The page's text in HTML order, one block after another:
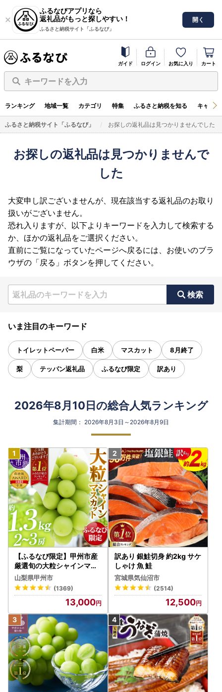
ふるなびアプリなら
返礼品がもっと探しやすい！
ふるさと納税サイト「ふるなび」
開く
ガイド ログイン お気に入り カート
キーワードを入力
ランキング 地域一覧 カテゴリ 特集 ふるさと納税を知る キャン
ふるさと納税サイト「ふるなび」 お探しの返礼品は見つかりませんでした
お探しの返礼品は見つかりませんで
した
大変申し訳ございませんが、現在該当する返礼品のお取り
扱いがございません。
恐れ入りますが、以下よりキーワードを入力して検索する
か、ほかの返礼品をご選択ください。
直前にご覧になっていたページへ戻るには、お使いのブラ
ウザの「戻る」ボタンを押してください。
検索
いま注目のキーワード
トイレットペーパー 白米 マスカット 8月終了
梨 テッパン返礼品 ふるなび限定 訳あり
2026年8月10日の総合人気ランキング
集計期間： 2026年8月3日～2026年8月9日
【ふるなび限定】甲州市産
厳選旬の大粒シャインマス
カット 約1.3kg 2～3房【2
026年発送】（MG）B12-
472 FN-Limited-VO シャ
インマスカット フルーツ
山梨県甲州市
(1369)
13,000
訳あり 銀鮭切身 約2kg サケ
しゃけ 魚 鮭
宮城県気仙沼市
(2514)
12,500